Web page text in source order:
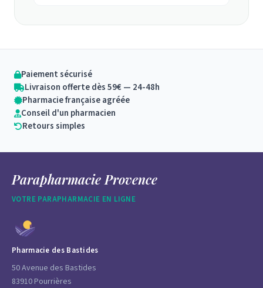
Paiement sécurisé
Livraison offerte dès 59€ — 24-48h
Pharmacie française agréée
Conseil d'un pharmacien
Retours simples
Parapharmacie Provence
VOTRE PARAPHARMACIE EN LIGNE
Pharmacie des Bastides
50 Avenue des Bastides
83910 Pourrières